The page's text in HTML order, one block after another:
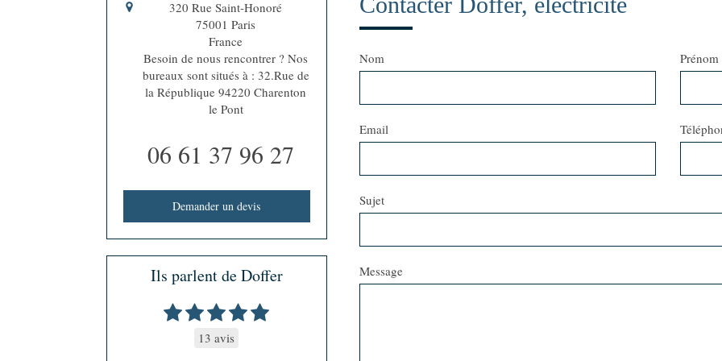
Nom Prénom
Email
Sujet
Message
320 Rue Saint-Honoré
75001 Paris
France
Besoin de nous rencontrer ? Nos
bureaux sont situés à : 32.Rue de
la République 94220 Charenton
le Pont
06 61 37 96 27
Demander un devis
Ils parlent de Doffer
13 avis